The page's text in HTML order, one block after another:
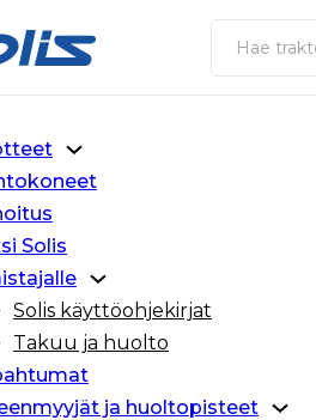
Haku
Solis
Solis käyttöohjekirjat
Takuu ja huolto
ja huoltopisteet